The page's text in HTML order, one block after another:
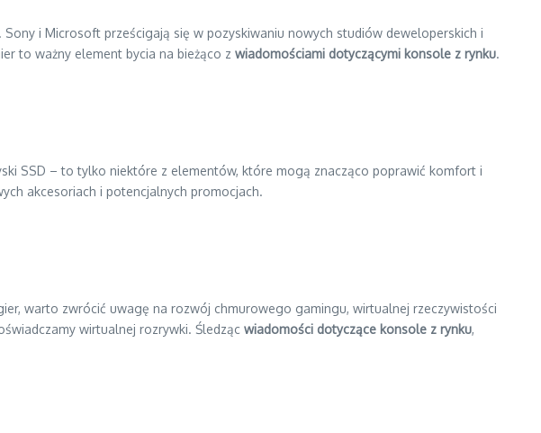
i Microsoft prześcigają się w pozyskiwaniu nowych studiów deweloperskich i
to ważny element bycia na bieżąco z wiadomościami dotyczącymi konsole z rynku.
SSD – to tylko niektóre z elementów, które mogą znacząco poprawić komfort i
akcesoriach i potencjalnych promocjach.
warto zwrócić uwagę na rozwój chmurowego gamingu, wirtualnej rzeczywistości
wirtualnej rozrywki. Śledząc wiadomości dotyczące konsole z rynku,